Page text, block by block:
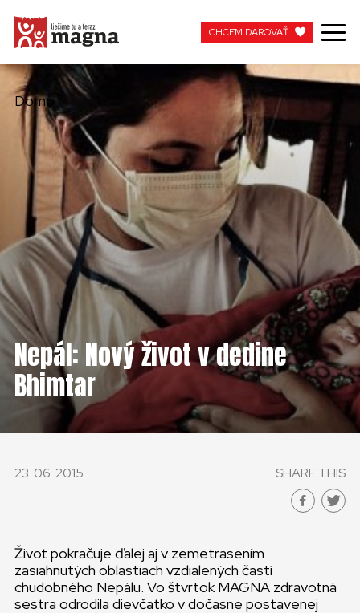
CHCEM DAROVAŤ
MOJA MAGNA
PRACUJTE S NAMI
CHCEM DAROVAŤ
Domů
Nepál: Nový život v dedine
Bhimtar
23. 06. 2015 SHARE THIS
Život pokračuje ďalej aj v zemetrasením
zasiahnutých oblastiach vzdialených častí
chudobného Nepálu. Vo štvrtok MAGNA zdravotná
sestra odrodila dievčatko v dočasne postavenej